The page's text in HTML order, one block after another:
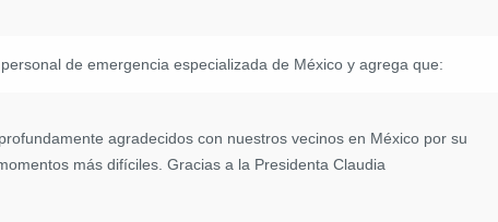
de emergencia especializada de México y agrega que:
agradecidos con nuestros vecinos en México por su
más difíciles. Gracias a la Presidenta Claudia